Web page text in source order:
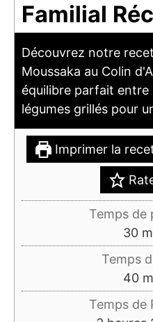
Familial
Découvrez notre
Moussaka au Colin
équilibre parfait entre
légumes grillés pour
Imprimer la
Temps de
30
Temps
40
Temps de